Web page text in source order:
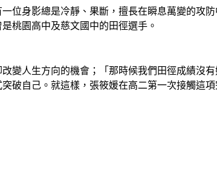
位身影總是冷靜、果斷，擅長在瞬息萬變的
桃園高中及慈文國中的田徑選手。
變人生方向的機會；「那時候我們田徑成績
破自己。就這樣，張筱媛在高二第一次接觸這